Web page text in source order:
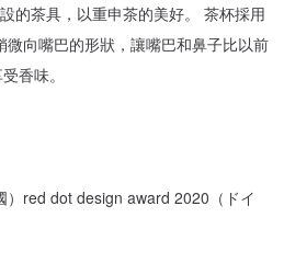
的茶具，以重申茶的美好。 茶杯採用
向嘴巴的形狀，讓嘴巴和鼻子比以前
香味。
red dot design award 2020（ドイ